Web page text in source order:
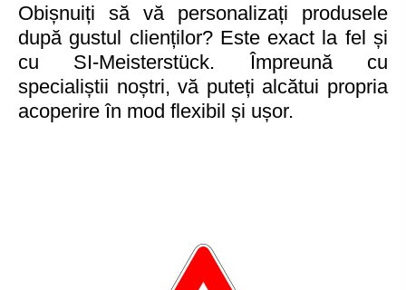
Obișnuiți să vă personalizați produsele
după gustul clienților? Este exact la fel și
cu SI-Meisterstück. Împreună cu
specialiștii noștri, vă puteți alcătui propria
acoperire în mod flexibil și ușor.